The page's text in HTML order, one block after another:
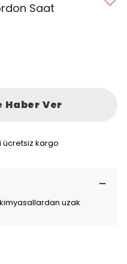
Saat
Haber Ver
ücretsiz kargo
uzak